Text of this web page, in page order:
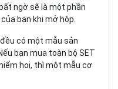
ngờ sẽ là một phần
bạn khi mở hộp.
có một mẫu sản
bạn mua toàn bộ SET
hoi, thì một mẫu cơ